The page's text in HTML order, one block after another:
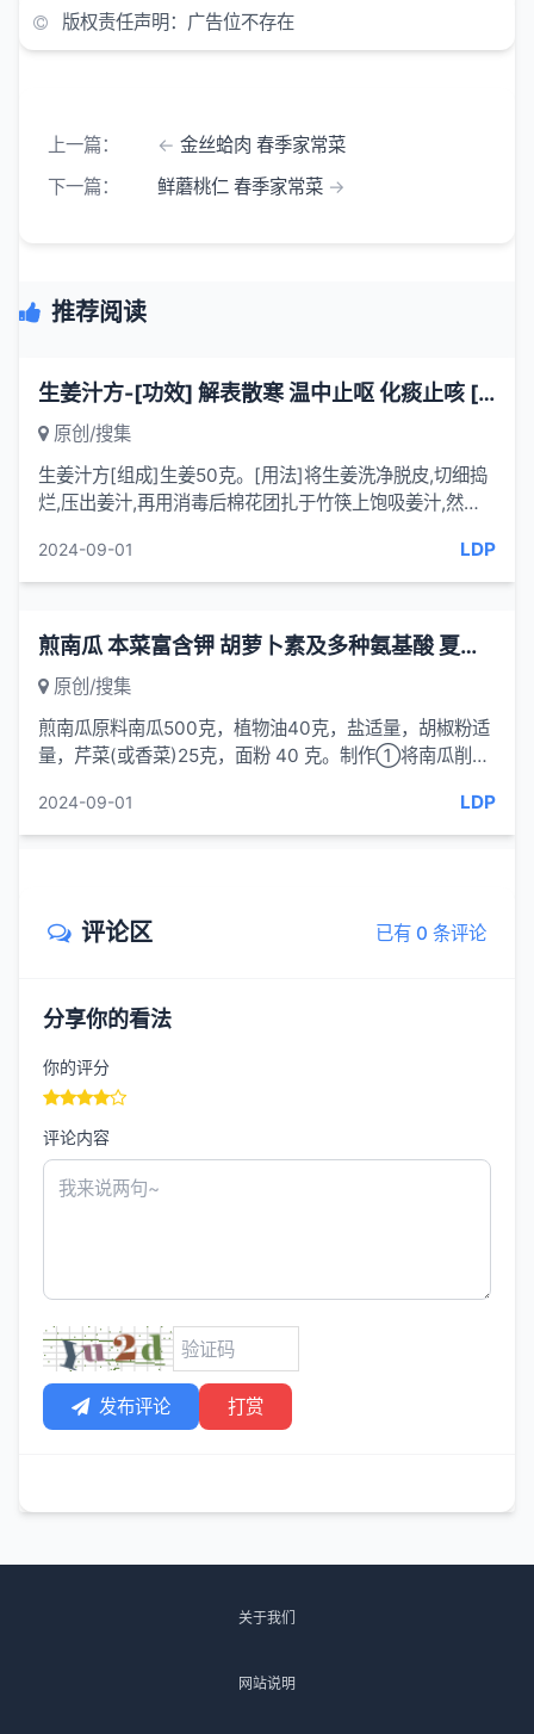
版权责任声明：广告位不存在
上一篇：
金丝蛤肉 春季家常菜
下一篇：
鲜蘑桃仁 春季家常菜
推荐阅读
生姜汁方-[功效] 解表散寒 温中止呕 化痰止咳 [治疗]呃道-一味妙方
原创/搜集
生姜汁方[组成]生姜50克。[用法]将生姜洗净脱皮,切细捣
烂,压出姜汁,再用消毒后棉花团扎于竹筷上饱吸姜汁,然后
体;暴露其...
2024-09-01 LDP
煎南瓜 本菜富含钾 胡萝卜素及多种氨基酸 夏季家常菜
原创/搜集
煎南瓜原料南瓜500克，植物油40克，盐适量，胡椒粉适
量，芹菜(或香菜)25克，面粉 40 克。制作①将南瓜削去
2024-09-01 LDP
评论区 已有 0 条评论
分享你的看法
你的评分
评论内容
发布评论 打赏
关于我们
网站说明